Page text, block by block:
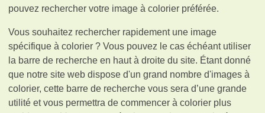
pouvez rechercher votre image à colorier préférée.
Vous souhaitez rechercher rapidement une image
spécifique à colorier ? Vous pouvez le cas échéant utiliser
la barre de recherche en haut à droite du site. Étant donné
que notre site web dispose d'un grand nombre d'images à
colorier, cette barre de recherche vous sera d’une grande
utilité et vous permettra de commencer à colorier plus